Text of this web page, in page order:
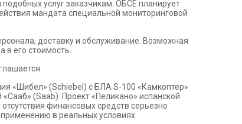
услуг заказчикам. ОБСЕ планирует
мандата специальной мониторинговой
доставку и обслуживание. Возможная
его стоимость.
«Шибел» (Schiebel) с БЛА S-100 «Камкоптер»
(Saab). Проект «Пеликано» испанской
финансовых средств серьезно
в реальных условиях.